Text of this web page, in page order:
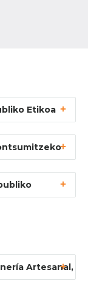
Etikoa
Artesanal,